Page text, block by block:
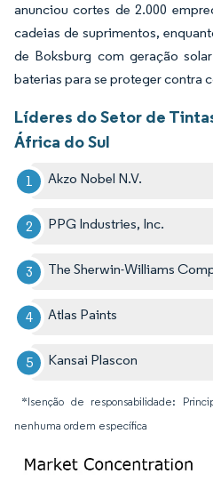
anunciou cortes de 2.000
cadeias de suprimentos,
de Boksburg com geração
baterias para se proteger contra
Líderes do Setor de
África do Sul
Akzo Nobel N.V.
PPG Industries, Inc.
The Sherwin-Williams
Atlas Paints
Kansai Plascon
*Isenção de responsabilidade:
nenhuma ordem específica